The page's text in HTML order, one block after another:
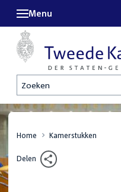
Zoeken
Menu
Home Kamerstukken
Delen